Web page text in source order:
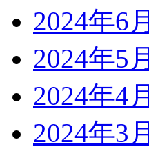
2024年6月
2024年5月
2024年4月
2024年3月